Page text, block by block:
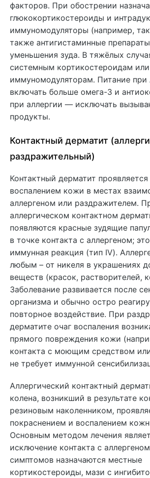
факторов. При обострении
глюкокортикостероиды и
иммуномодуляторы (например,
также антигистаминные
уменьшения зуда. В тяжёлых
системным кортикостероидам или
иммуномодуляторам. Питание
включать больше омега-3 и
при аллергии — исключать
продукты.
Контактный дерматит
раздражительный)
Контактный дерматит
воспалением кожи в местах
аллергеном или раздражителем.
аллергическом контактном
появляются красные зудящие
в точке контакта с аллергеном;
иммунная реакция (тип IV).
любым – от никеля в украшениях
веществ (красок, растворителей,
Заболевание развивается после
организма и обычно остро
повторное воздействие. При
дерматите очаг воспаления
прямого повреждения кожи
контакта с моющим средством
не требует иммунной
Аллергический контактный
колена, возникший в результате
резиновым наколенником,
покраснением и воспалением
Основным методом лечения
исключение контакта с
симптомов назначаются местные
кортикостероиды, мази с